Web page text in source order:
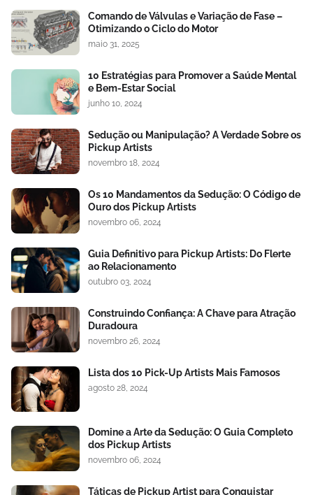
Comando de Válvulas e Variação de Fase –
Otimizando o Ciclo do Motor
maio 31, 2025
10 Estratégias para Promover a Saúde Mental
e Bem-Estar Social
junho 10, 2024
Sedução ou Manipulação? A Verdade Sobre os
Pickup Artists
novembro 18, 2024
Os 10 Mandamentos da Sedução: O Código de
Ouro dos Pickup Artists
novembro 06, 2024
Guia Definitivo para Pickup Artists: Do Flerte
ao Relacionamento
outubro 03, 2024
Construindo Confiança: A Chave para Atração
Duradoura
novembro 26, 2024
Lista dos 10 Pick-Up Artists Mais Famosos
agosto 28, 2024
Domine a Arte da Sedução: O Guia Completo
dos Pickup Artists
novembro 06, 2024
Táticas de Pickup Artist para Conquistar